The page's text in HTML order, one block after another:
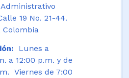
19 No. 21-44.
Colombia
Lunes a
a 12:00 p.m. y de
Viernes de 7:00